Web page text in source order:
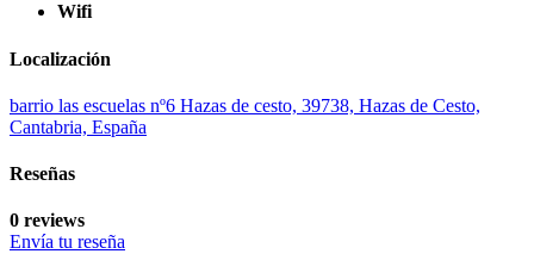
Wifi
Localización
barrio las escuelas nº6 Hazas de cesto, 39738, Hazas de Cesto,
Cantabria, España
Reseñas
0 reviews
Envía tu reseña